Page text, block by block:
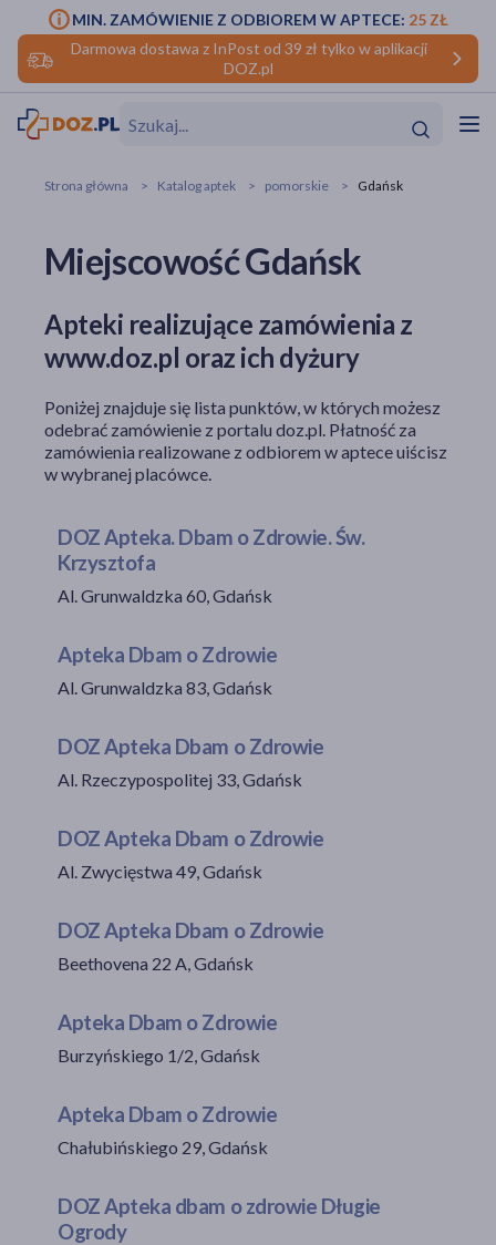
Darmowa dostawa z InPost od 39 zł tylko w aplikacji
DOZ.pl
MIN. ZAMÓWIENIE Z ODBIOREM W APTECE: 25 ZŁ
makijażu
Hit
Strona główna Katalog aptek pomorskie Gdańsk
Miejscowość Gdańsk
Apteki realizujące zamówienia z
www.doz.pl oraz ich dyżury
Poniżej znajduje się lista punktów, w których możesz
odebrać zamówienie z portalu doz.pl. Płatność za
zamówienia realizowane z odbiorem w aptece uiścisz
w wybranej placówce.
DOZ Apteka. Dbam o Zdrowie. Św.
Krzysztofa
Al. Grunwaldzka 60, Gdańsk
Apteka Dbam o Zdrowie
Al. Grunwaldzka 83, Gdańsk
DOZ Apteka Dbam o Zdrowie
Al. Rzeczypospolitej 33, Gdańsk
DOZ Apteka Dbam o Zdrowie
Al. Zwycięstwa 49, Gdańsk
DOZ Apteka Dbam o Zdrowie
Beethovena 22 A, Gdańsk
Apteka Dbam o Zdrowie
Burzyńskiego 1/2, Gdańsk
Apteka Dbam o Zdrowie
Chałubińskiego 29, Gdańsk
DOZ Apteka dbam o zdrowie Długie
Ogrody